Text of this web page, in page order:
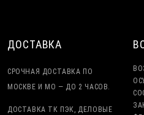
ДОСТАВКА
СРОЧНАЯ ДОСТАВКА ПО
МОСКВЕ И МО — ДО 2 ЧАСОВ.
ДОСТАВКА ТК ПЭК, ДЕЛОВЫЕ